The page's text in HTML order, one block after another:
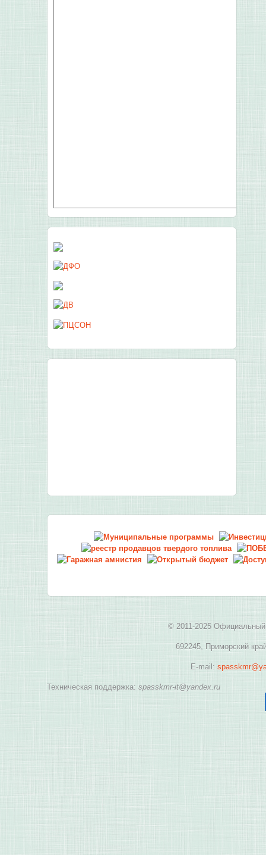
© 2011-2025 Официальный
692245, Приморский
E-mail:
Техническая поддержка: spasskmr-it@yandex.ru